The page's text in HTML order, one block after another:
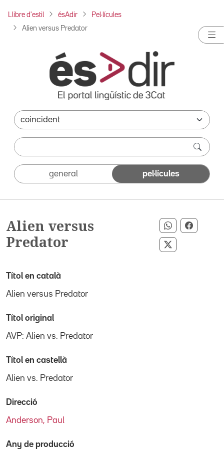
Llibre d'estil ésAdir Pel·lícules
Alien versus Predator
general pel·lícules
Alien versus
Predator
Compartir
Compartir
Títol en català
Alien versus Predator
Títol original
AVP: Alien vs. Predator
Títol en castellà
Alien vs. Predator
Direcció
Anderson, Paul
Any de producció